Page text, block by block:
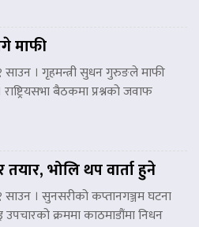
माफी
साउन । गृहमन्त्री सुधन गुरुङले माफी
बैठकमा प्रश्नको जवाफ
भोलि थप वार्ता हुने
साउन । सुनसरीको कप्तानगञ्जम घटना
उपचारको क्रममा काठमाडौंमा निधन